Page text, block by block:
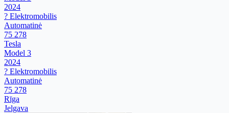
2024
? Elektromobilis
Automatinė
75 278
Tesla
Model 3
2024
? Elektromobilis
Automatinė
75 278
Rīga
Jelgava